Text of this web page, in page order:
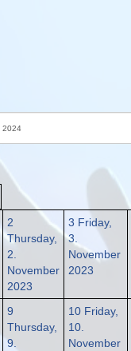
2
Thursday,
2.
November
2023
3 Friday,
3.
November
2023
9
Thursday,
9.
10 Friday,
10.
November